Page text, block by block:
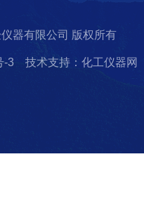
器有限公司 版权所有
-3
技术支持：化工仪器网